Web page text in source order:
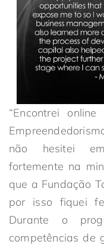
“Encontrei
não hesitei
fortemente na
que a Fundação
por isso fiquei
Durante o
competências de